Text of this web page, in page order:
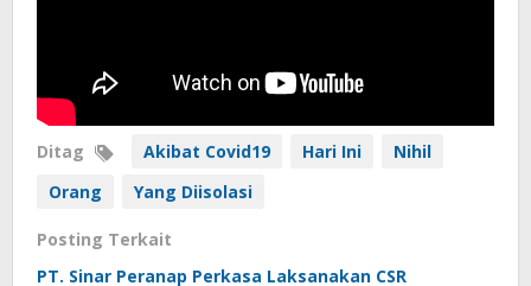
Ditag Akibat Covid19 Hari Ini
Nihil
Orang
Yang Diisolasi
Posting Terkait
PT. Sinar Peranap Perkasa Laksanakan CSR